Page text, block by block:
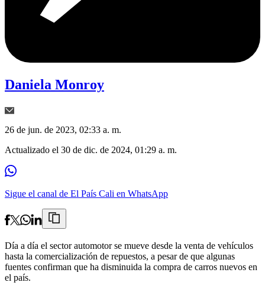
Daniela Monroy
26 de jun. de 2023, 02:33 a. m.
Actualizado el 30 de dic. de 2024, 01:29 a. m.
Sigue el canal de El País Cali en WhatsApp
Día a día el sector automotor se mueve desde la venta de vehículos
hasta la comercialización de repuestos, a pesar de que algunas
fuentes confirman que ha disminuida la compra de carros nuevos en
el país.